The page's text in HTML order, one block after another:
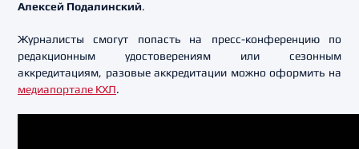
Алексей Подалинский.
Журналисты смогут попасть на пресс-конференцию по
редакционным удостоверениям или сезонным
аккредитациям, разовые аккредитации можно оформить на
медиапортале КХЛ.